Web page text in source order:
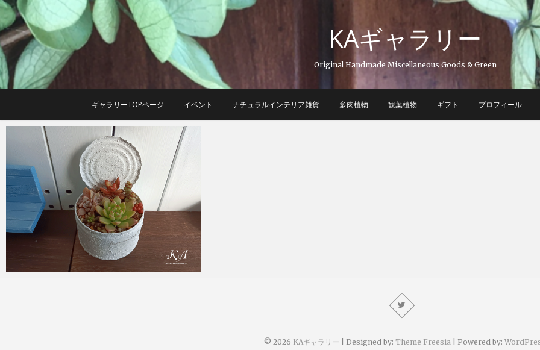
Skip
to
content
KAギャラリー
Original Handmade Miscellaneous Goods & Green
ギャラリーTOPページ イベント ナチュラルインテリア雑貨 多肉植物 観葉植物 ギフト プロフィール
© 2026 KAギャラリー | Designed by: Theme Freesia | Powered by: